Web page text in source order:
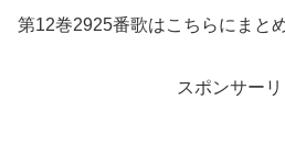
第12巻2925番歌はこちらにまと
スポンサーリ